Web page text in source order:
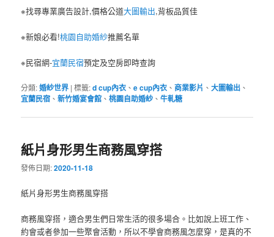
※找尋專業廣告設計,價格公道大圖輸出,背板品質佳
※新娘必看!桃園自助婚紗推薦名單
※民宿網-宜蘭民宿預定及空房即時查詢
分類:婚紗世界 |標籤:d cup內衣 、e cup內衣 、商業影片 、大圖輸出 、
宜蘭民宿 、新竹婚宴會館 、桃園自助婚紗 、牛軋糖
紙片身形男生商務風穿搭
發佈日期:2020-11-18
紙片身形男生商務風穿搭
商務風穿搭，適合男生們日常生活的很多場合。比如說上班工作、
約會或者參加一些聚會活動，所以不學會商務風怎麼穿，是真的不